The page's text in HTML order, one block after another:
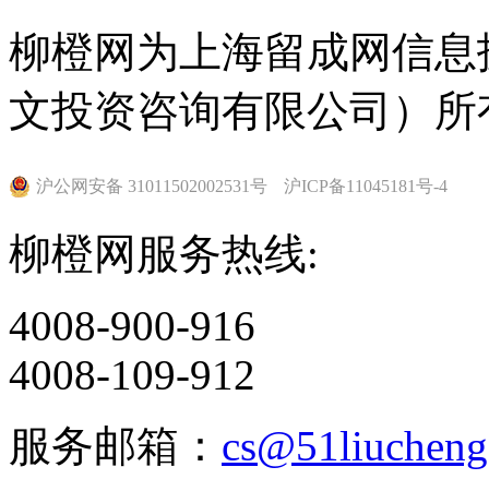
柳橙网为上海留成网信
文投资咨询有限公司）所
沪公网安备 31011502002531号 沪ICP备11045181号-4
柳橙网服务热线:
4008-900-916
4008-109-912
服务邮箱：